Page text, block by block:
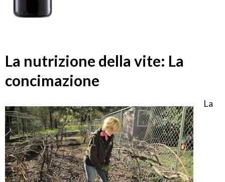
La nutrizione della vite: La
concimazione
La